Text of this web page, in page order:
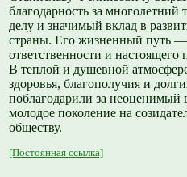
благодарность за многолетний
делу и значимый вклад в
страны. Его жизненный путь —
ответственности и настоящего
В теплой и душевной
здоровья, благополучия и
поблагодарили за неоценимый
молодое поколение на
обществу.
[Постоянная ссылка]